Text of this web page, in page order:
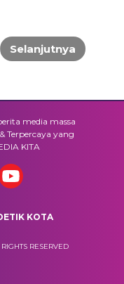
Selanjutnya
media massa
Terpercaya yang
KITA
KOTA
RESERVED